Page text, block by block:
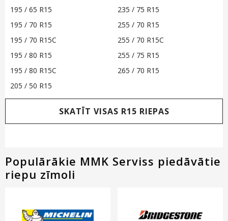
195 / 65 R15
195 / 70 R15
195 / 70 R15C
195 / 80 R15
195 / 80 R15C
205 / 50 R15
235 / 75 R15
255 / 70 R15
255 / 70 R15C
255 / 75 R15
265 / 70 R15
SKATĪT VISAS R15 RIEPAS
Populārākie MMK Serviss piedāvātie
riepu zīmoli